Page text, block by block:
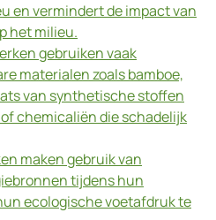
en vermindert de impact van
het milieu.
gebruiken vaak
materialen zoals bamboe,
van synthetische stoffen
chemicaliën die schadelijk
maken gebruik van
tijdens hun
ecologische voetafdruk te